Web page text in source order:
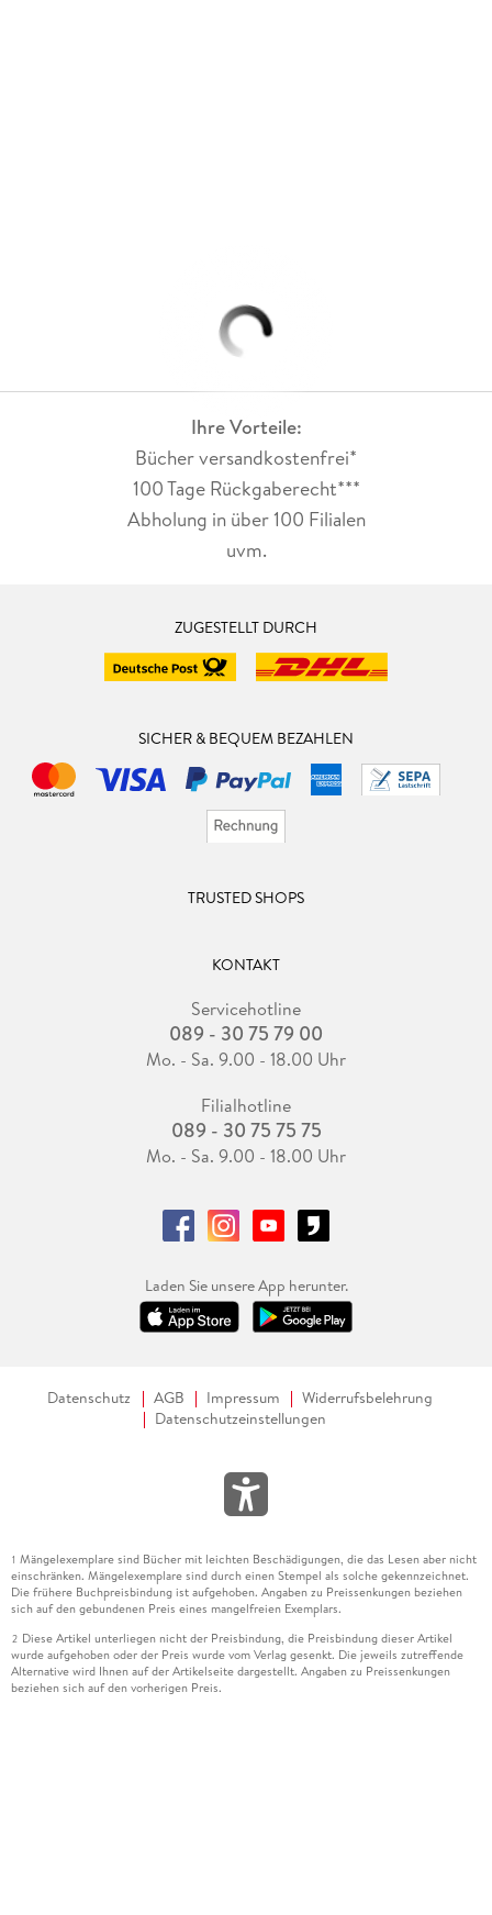
Ihre Vorteile:
Bücher versandkostenfrei*
100 Tage Rückgaberecht***
Abholung in über 100 Filialen
uvm.
ZUGESTELLT DURCH
SICHER & BEQUEM BEZAHLEN
TRUSTED SHOPS
KONTAKT
Servicehotline
089 - 30 75 79 00
Mo. - Sa. 9.00 - 18.00 Uhr
Filialhotline
089 - 30 75 75 75
Mo. - Sa. 9.00 - 18.00 Uhr
Laden Sie unsere App herunter.
Datenschutz AGB Impressum
Widerrufsbelehrung
Datenschutzeinstellungen
1 Mängelexemplare sind Bücher mit leichten Beschädigungen, die das Lesen aber nicht
einschränken. Mängelexemplare sind durch einen Stempel als solche gekennzeichnet.
Die frühere Buchpreisbindung ist aufgehoben. Angaben zu Preissenkungen beziehen
sich auf den gebundenen Preis eines mangelfreien Exemplars.
2 Diese Artikel unterliegen nicht der Preisbindung, die Preisbindung dieser Artikel
wurde aufgehoben oder der Preis wurde vom Verlag gesenkt. Die jeweils zutreffende
Alternative wird Ihnen auf der Artikelseite dargestellt. Angaben zu Preissenkungen
beziehen sich auf den vorherigen Preis.